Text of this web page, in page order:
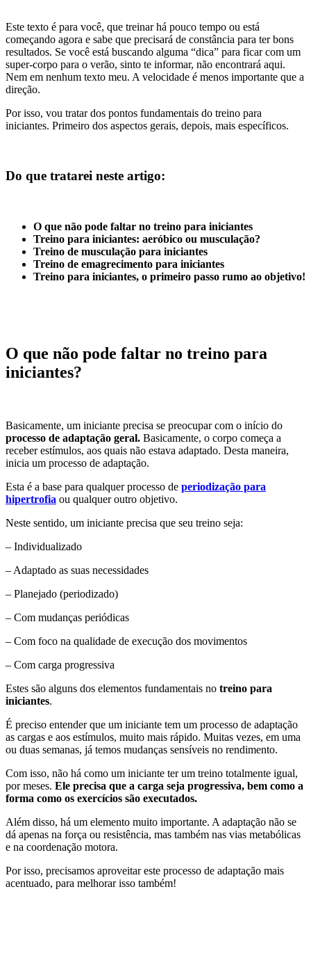
Este texto é para você, que treinar há pouco tempo ou está
começando agora e sabe que precisará de constância para ter bons
resultados. Se você está buscando alguma “dica” para ficar com um
super-corpo para o verão, sinto te informar, não encontrará aqui.
Nem em nenhum texto meu. A velocidade é menos importante que a
direção.
Por isso, vou tratar dos pontos fundamentais do treino para
iniciantes. Primeiro dos aspectos gerais, depois, mais específicos.
Do que tratarei neste artigo:
O que não pode faltar no treino para iniciantes
Treino para iniciantes: aeróbico ou musculação?
Treino de musculação para iniciantes
Treino de emagrecimento para iniciantes
Treino para iniciantes, o primeiro passo rumo ao objetivo!
O que não pode faltar no treino para
iniciantes?
Basicamente, um iniciante precisa se preocupar com o início do
processo de adaptação geral. Basicamente, o corpo começa a
receber estímulos, aos quais não estava adaptado. Desta maneira,
inicia um processo de adaptação.
Esta é a base para qualquer processo de periodização para
hipertrofia ou qualquer outro objetivo.
Neste sentido, um iniciante precisa que seu treino seja:
– Individualizado
– Adaptado as suas necessidades
– Planejado (periodizado)
– Com mudanças periódicas
– Com foco na qualidade de execução dos movimentos
– Com carga progressiva
Estes são alguns dos elementos fundamentais no treino para
iniciantes.
É preciso entender que um iniciante tem um processo de adaptação
as cargas e aos estímulos, muito mais rápido. Muitas vezes, em uma
ou duas semanas, já temos mudanças sensíveis no rendimento.
Com isso, não há como um iniciante ter um treino totalmente igual,
por meses. Ele precisa que a carga seja progressiva, bem como a
forma como os exercícios são executados.
Além disso, há um elemento muito importante. A adaptação não se
dá apenas na força ou resistência, mas também nas vias metabólicas
e na coordenação motora.
Por isso, precisamos aproveitar este processo de adaptação mais
acentuado, para melhorar isso também!